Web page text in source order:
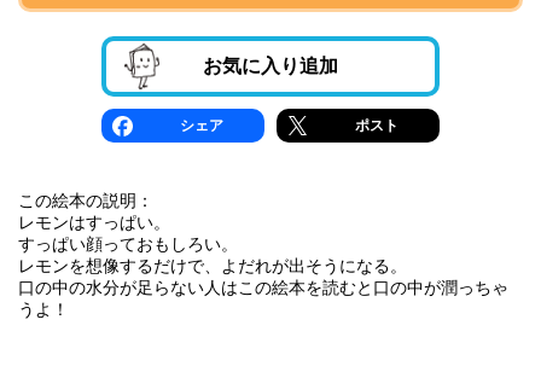
お気に入り追加
シェア ポスト
この絵本の説明：
レモンはすっぱい。
すっぱい顔っておもしろい。
レモンを想像するだけで、よだれが出そうになる。
口の中の水分が足らない人はこの絵本を読むと口の中が潤っちゃ
うよ！